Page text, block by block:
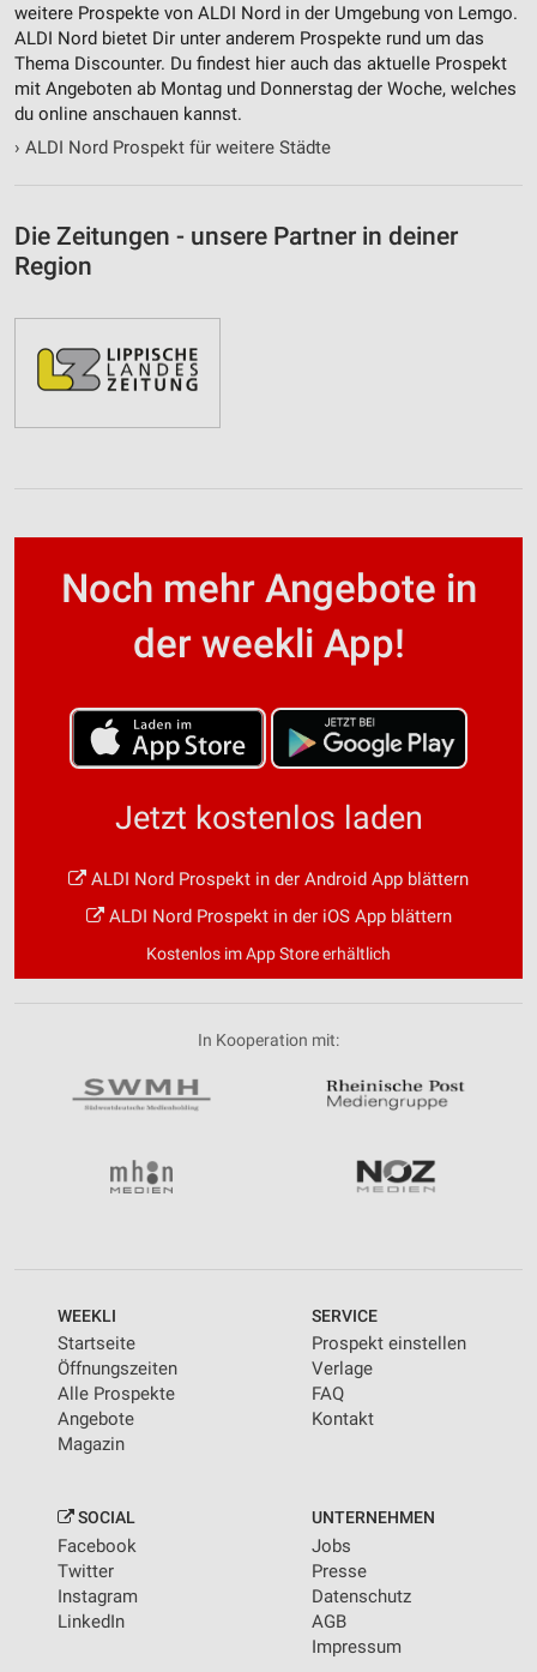
weitere Prospekte von ALDI Nord in der Umgebung von Lemgo.
ALDI Nord bietet Dir unter anderem Prospekte rund um das
Thema Discounter. Du findest hier auch das aktuelle Prospekt
mit Angeboten ab Montag und Donnerstag der Woche, welches
du online anschauen kannst.
› ALDI Nord Prospekt für weitere Städte
Die Zeitungen - unsere Partner in deiner
Region
Noch mehr Angebote in
der weekli App!
Jetzt kostenlos laden
ALDI Nord Prospekt in der Android App blättern
ALDI Nord Prospekt in der iOS App blättern
Kostenlos im App Store erhältlich
In Kooperation mit:
WEEKLI
Startseite
Öffnungszeiten
Alle Prospekte
Angebote
Magazin
SERVICE
Prospekt einstellen
Verlage
FAQ
Kontakt
SOCIAL
Facebook
Twitter
Instagram
LinkedIn
UNTERNEHMEN
Jobs
Presse
Datenschutz
AGB
Impressum